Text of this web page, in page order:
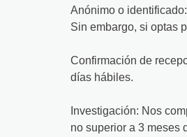
Anónimo o
Sin embargo, si optas
Confirmación de
días hábiles.
Investigación: Nos
no superior a 3 meses